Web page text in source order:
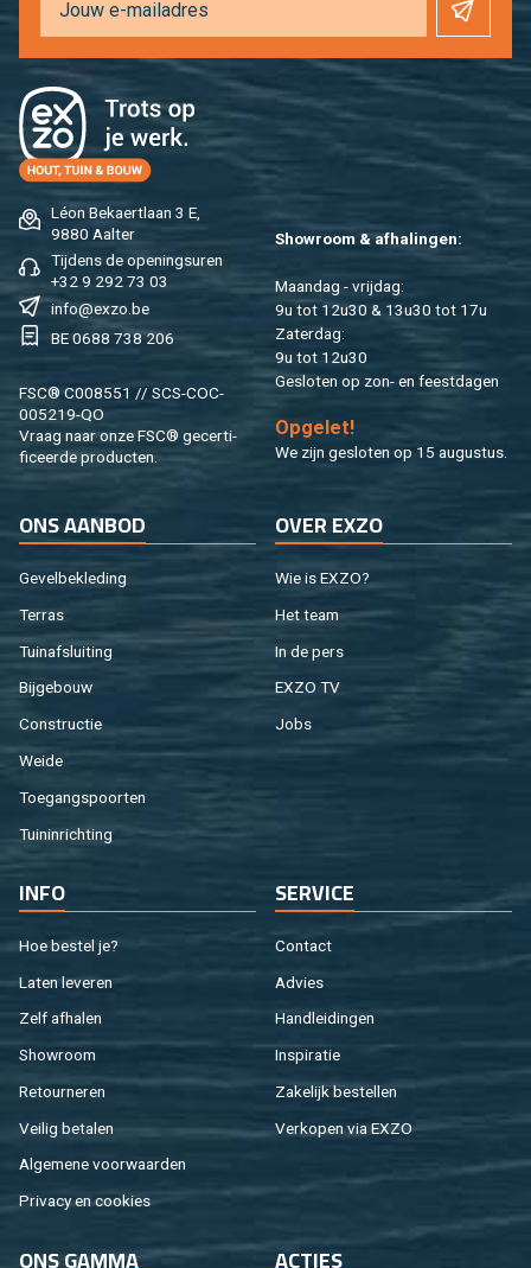
Léon Be­kaert­laan 3 E,
9880 Aal­ter
Tij­dens de ope­nings­uren
+32 9 292 73 03
info@​exzo.​be
BE 0688 738 206
FSC® C008551 // SCS-COC-
005219-QO
Vraag naar onze FSC® ge­cer­ti­
fi­ceer­de pro­duc­ten.
Show­room & af­ha­lin­gen:
Maan­dag - vrij­dag:
9u tot 12u30 & 13u30 tot 17u
Za­ter­dag:
9u tot 12u30
Ge­slo­ten op zon- en feest­da­gen
Op­ge­let!
We zijn ge­slo­ten op 15 au­gus­tus.
ONS AAN­BOD
Ge­vel­be­kle­ding
Ter­ras
Tuin­af­slui­ting
Bij­ge­bouw
Con­struc­tie
Weide
Toe­gangs­poor­ten
Tuin­in­rich­ting
OVER EXZO
Wie is EXZO?
Het team
In de pers
EXZO TV
Jobs
INFO
Hoe be­stel je?
Laten le­ve­ren
Zelf af­ha­len
Show­room
Re­tour­ne­ren
Vei­lig be­ta­len
Al­ge­me­ne voor­waar­den
Pri­va­cy en coo­kies
SER­VI­CE
Con­tact
Ad­vies
Hand­lei­din­gen
In­spi­ra­tie
Za­ke­lijk be­stel­len
Ver­ko­pen via EXZO
ONS GAMMA AC­TIES